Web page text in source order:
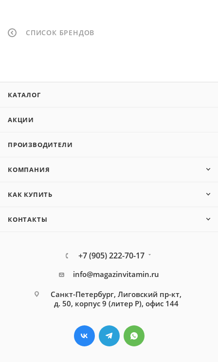
СПИСОК БРЕНДОВ
КАТАЛОГ
АКЦИИ
ПРОИЗВОДИТЕЛИ
КОМПАНИЯ
КАК КУПИТЬ
КОНТАКТЫ
+7 (905) 222-70-17
info@magazinvitamin.ru
Санкт-Петербург, Лиговский пр-кт,
д. 50, корпус 9 (литер Р), офис 144